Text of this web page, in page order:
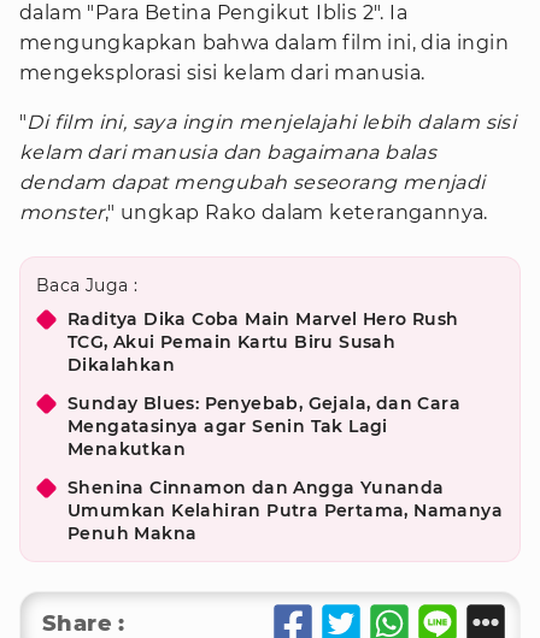
dalam "Para Betina Pengikut Iblis 2". Ia
mengungkapkan bahwa dalam film ini, dia ingin
mengeksplorasi sisi kelam dari manusia.
"Di film ini, saya ingin menjelajahi lebih dalam sisi
kelam dari manusia dan bagaimana balas
dendam dapat mengubah seseorang menjadi
monster," ungkap Rako dalam keterangannya.
Baca Juga :
Raditya Dika Coba Main Marvel Hero Rush
TCG, Akui Pemain Kartu Biru Susah
Dikalahkan
Sunday Blues: Penyebab, Gejala, dan Cara
Mengatasinya agar Senin Tak Lagi
Menakutkan
Shenina Cinnamon dan Angga Yunanda
Umumkan Kelahiran Putra Pertama, Namanya
Penuh Makna
Share :